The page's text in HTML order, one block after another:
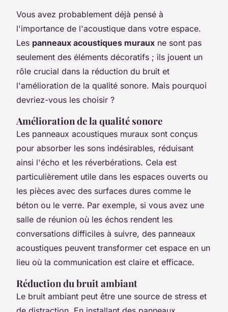
Vous avez probablement déjà pensé à
l'importance de l'acoustique dans votre espace.
Les panneaux acoustiques muraux ne sont pas
seulement des éléments décoratifs ; ils jouent un
rôle crucial dans la réduction du bruit et
l'amélioration de la qualité sonore. Mais pourquoi
devriez-vous les choisir ?
Amélioration de la qualité sonore
Les panneaux acoustiques muraux sont conçus
pour absorber les sons indésirables, réduisant
ainsi l'écho et les réverbérations. Cela est
particulièrement utile dans les espaces ouverts ou
les pièces avec des surfaces dures comme le
béton ou le verre. Par exemple, si vous avez une
salle de réunion où les échos rendent les
conversations difficiles à suivre, des panneaux
acoustiques peuvent transformer cet espace en un
lieu où la communication est claire et efficace.
Réduction du bruit ambiant
Le bruit ambiant peut être une source de stress et